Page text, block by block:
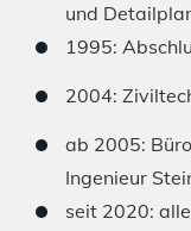
und
1995:
2004:
ab 2005:
Ingenieur
seit 2020: